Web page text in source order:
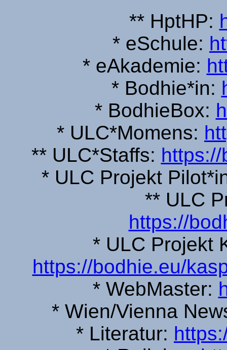
** HptHP:
* eSchule:
* eAkademie:
* Bodhie*in:
* BodhieBox:
* ULC*Momens:
** ULC*Staffs:
* ULC Projekt
** ULC
https://
* ULC Projekt
https://bodhie.eu/
* WebMaster:
* Wien/Vienna
* Literatur: